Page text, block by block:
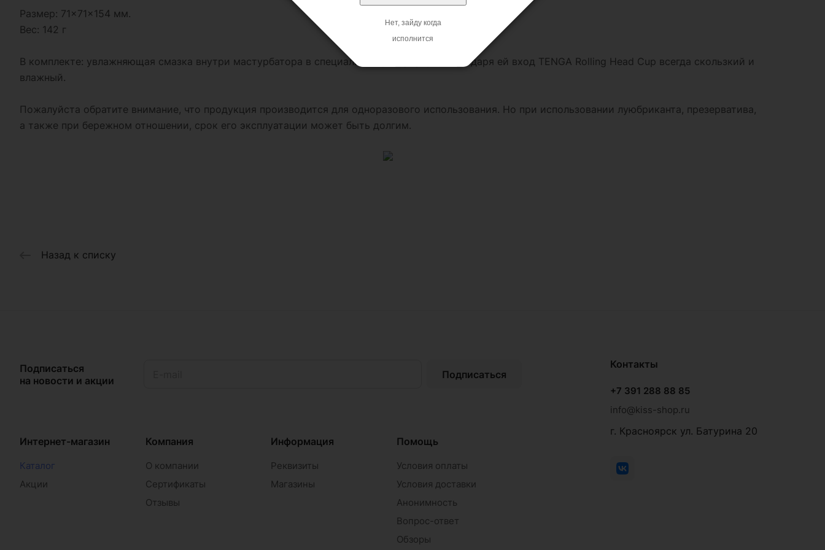
Размер: 71×71×154 мм.
Вес: 142 г
В комплекте: увлажняющая смазка внутри мастурбатора в специальном резервуаре, благодаря ей вход TENGA Rolling Head Cup всегда скользкий и
влажный.
Пожалуйста обратите внимание, что продукция производится для одноразового использования. Но при использовании луюбриканта, презерватива,
а также при бережном отношении, срок его эксплуатации может быть долгим.
Назад к списку
Подписаться
на новости и акции
Подписаться
Интернет-магазин
Каталог
Акции
Компания
О компании
Сертификаты
Отзывы
Информация
Реквизиты
Магазины
Помощь
Условия оплаты
Условия доставки
Анонимность
Вопрос-ответ
Обзоры
Контакты
+7 391 288 88 85
info@kiss-shop.ru
г. Красноярск ул. Батурина 20
Нет, зайду когда
исполнится